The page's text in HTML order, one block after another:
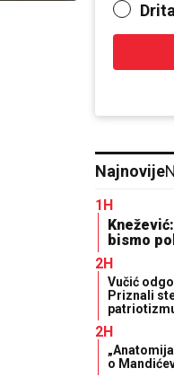
Najnovije
1H
bismo
2H
Vučić
Priznali
2H
o